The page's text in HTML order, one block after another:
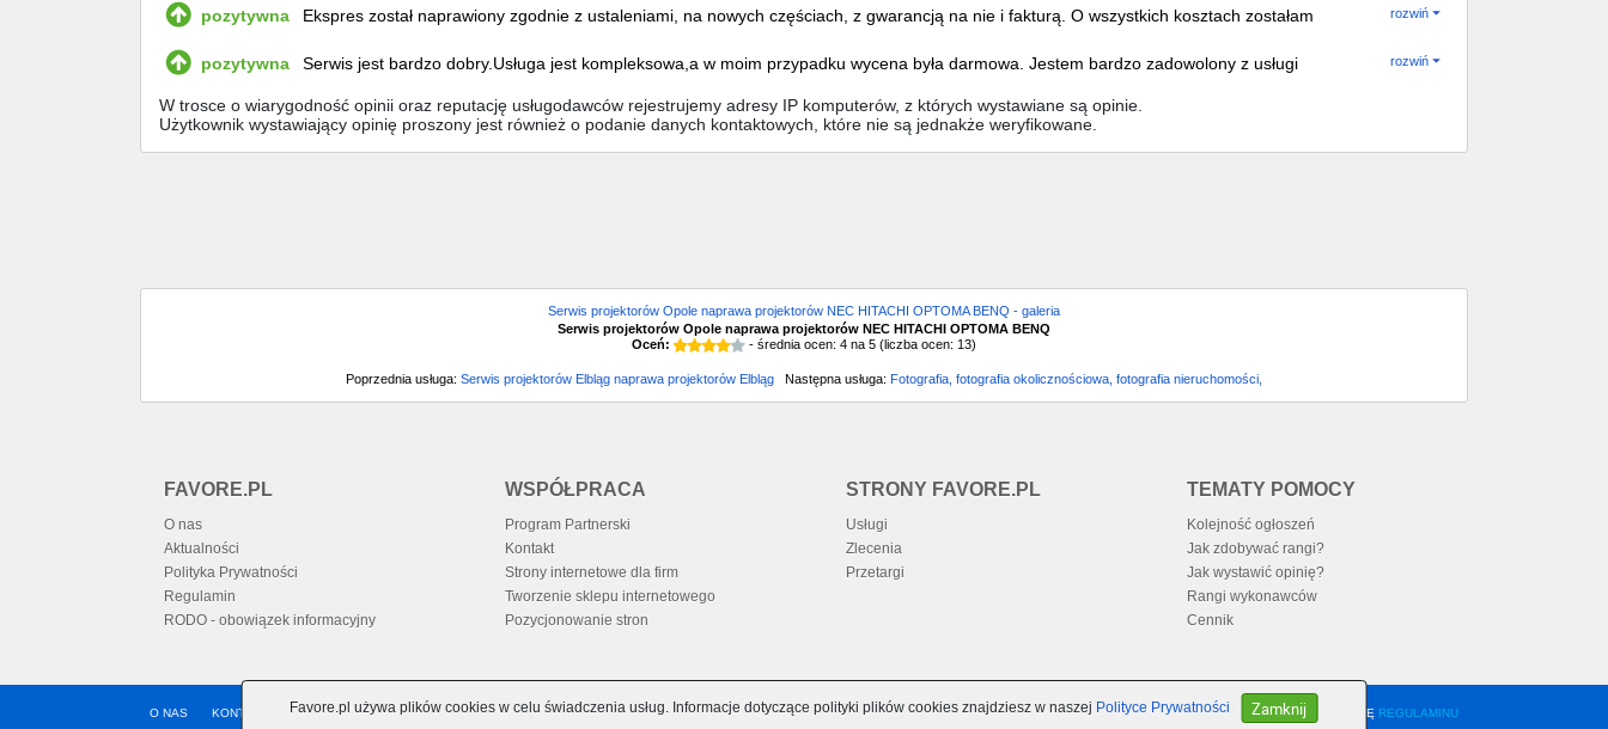
Favore.pl używa plików cookies w celu świadczenia usług. Informacje dotyczące polityki plików cookies znajdziesz w naszej Polityce Prywatności Zamknij
działającego ekspresu. Termin naprawy - taki jak ustalono.
pozytywna rozwiń
Ekspres został naprawiony zgodnie z ustaleniami, na nowych częściach, z gwarancją na nie i fakturą. O wszystkich kosztach zostałam
pozytywna
rozwiń
Serwis jest bardzo dobry.Usługa jest kompleksowa,a w moim przypadku wycena była darmowa. Jestem bardzo zadowolony z usługi
W trosce o wiarygodność opinii oraz reputację usługodawców rejestrujemy adresy IP komputerów, z których wystawiane są opinie.
Użytkownik wystawiający opinię proszony jest również o podanie danych kontaktowych, które nie są jednakże weryfikowane.
Serwis projektorów Opole naprawa projektorów NEC HITACHI OPTOMA BENQ - galeria
Serwis projektorów Opole naprawa projektorów NEC HITACHI OPTOMA BENQ
Oceń:
- średnia ocen: 4 na 5 (liczba ocen: 13)
Poprzednia usługa: Serwis projektorów Elbląg naprawa projektorów Elbląg Następna usługa: Fotografia, fotografia okolicznościowa, fotografia nieruchomości,
FAVORE.PL
O nas
Aktualności
Polityka Prywatności
Regulamin
RODO - obowiązek informacyjny
WSPÓŁPRACA
Program Partnerski
Kontakt
Strony internetowe dla firm
Tworzenie sklepu internetowego
Pozycjonowanie stron
STRONY FAVORE.PL
Usługi
Zlecenia
Przetargi
TEMATY POMOCY
Kolejność ogłoszeń
Jak zdobywać rangi?
Jak wystawić opinię?
Rangi wykonawców
Cennik
O NAS KONTAKT PROGRAM PARTNERSKI POMOC ARCHIWUM TAGI KORZYSTANIE Z PORTALU OZNACZA AKCEPTACJĘ REGULAMINU